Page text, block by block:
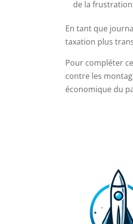
de la
En tant que
taxation plus
Pour compléter
contre les
économique du